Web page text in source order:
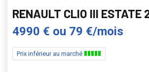
RENAULT CLIO III ESTATE
4990 € ou 79 €/mois
Prix inférieur au marché